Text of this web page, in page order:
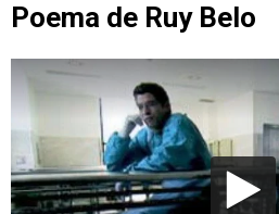
Poema de Ruy Belo